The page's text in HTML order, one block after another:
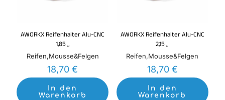
AWORKX Reifenhalter Alu-CNC
1,85 „
Reifen,Mousse&Felgen
18,70€
In den
Warenkorb
AWORKX Reifenhalter Alu-CNC
2,15 „
Reifen,Mousse&Felgen
18,70 €
In den
Warenkorb